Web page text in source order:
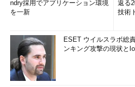
ndry採用でアプリケーション環境
を一新
返る
技術
ESET ウイルスラボ総
ンキング攻撃の現状と